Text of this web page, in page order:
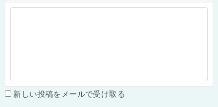
新しい投稿をメールで受け取る